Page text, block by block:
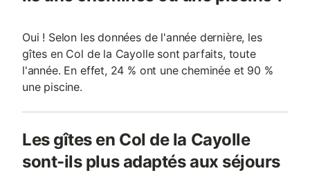
Oui ! Selon les données de l'année dernière, les
gîtes en Col de la Cayolle sont parfaits, toute
l'année. En effet, 24 % ont une cheminée et 90 %
une piscine.
Les gîtes en Col de la Cayolle
sont-ils plus adaptés aux séjours